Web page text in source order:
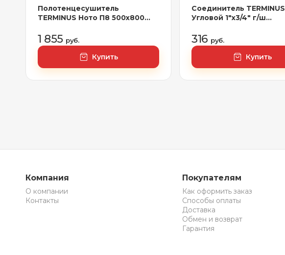
Полотенцесушитель
TERMINUS Ното П8 500x800
1 855 руб.
Купить
Соединитель TERMINUS
Угловой 1"х3/4" г/ш
316 руб.
Купить
Компания
О компании
Контакты
Покупателям
Как оформить заказ
Способы оплаты
Доставка
Обмен и возврат
Гарантия